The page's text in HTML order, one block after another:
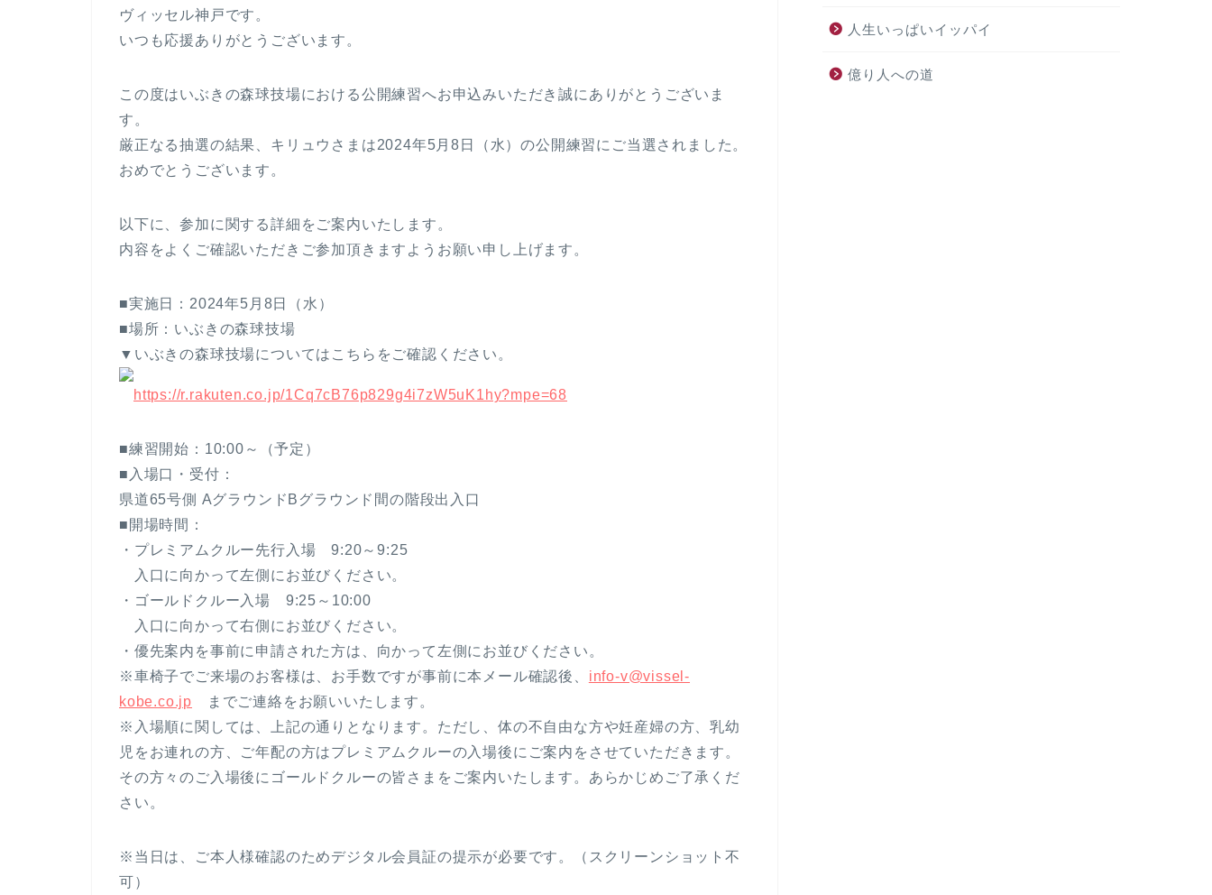
ヴィッセル神戸です。
いつも応援ありがとうございます。
この度はいぶきの森球技場における公開練習へお申込みいただき誠にありがとうございま
す。
厳正なる抽選の結果、キリュウさまは2024年5月8日（水）の公開練習にご当選されました。
おめでとうございます。
以下に、参加に関する詳細をご案内いたします。
内容をよくご確認いただきご参加頂きますようお願い申し上げます。
■実施日：2024年5月8日（水）
■場所：いぶきの森球技場
▼いぶきの森球技場についてはこちらをご確認ください。
https://r.rakuten.co.jp/1Cq7cB76p829g4i7zW5uK1hy?mpe=68
■練習開始：10:00～（予定）
■入場口・受付：
県道65号側 AグラウンドBグラウンド間の階段出入口
■開場時間：
・プレミアムクルー先行入場 9:20～9:25
入口に向かって左側にお並びください。
・ゴールドクルー入場 9:25～10:00
入口に向かって右側にお並びください。
・優先案内を事前に申請された方は、向かって左側にお並びください。
※車椅子でご来場のお客様は、お手数ですが事前に本メール確認後、 info-v@vissel-
kobe.co.jp までご連絡をお願いいたします。
※入場順に関しては、上記の通りとなります。ただし、体の不自由な方や妊産婦の方、乳幼
児をお連れの方、ご年配の方はプレミアムクルーの入場後にご案内をさせていただきます。
その方々のご入場後にゴールドクルーの皆さまをご案内いたします。あらかじめご了承くだ
さい。
※当日は、ご本人様確認のためデジタル会員証の提示が必要です。（スクリーンショット不
可）
人生いっぱいイッパイ
億り人への道